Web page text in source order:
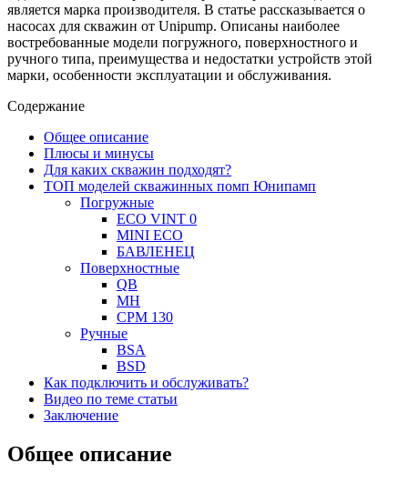
является марка производителя. В статье рассказывается о
насосах для скважин от Unipump. Описаны наиболее
востребованные модели погружного, поверхностного и
ручного типа, преимущества и недостатки устройств этой
марки, особенности эксплуатации и обслуживания.
Содержание
Общее описание
Плюсы и минусы
Для каких скважин подходят?
ТОП моделей скважинных помп Юнипамп
Погружные
ЕСО VINT 0
MINI ЕСО
БАВЛЕНЕЦ
Поверхностные
QB
MH
CPM 130
Ручные
BSA
BSD
Как подключить и обслуживать?
Видео по теме статьи
Заключение
Общее описание